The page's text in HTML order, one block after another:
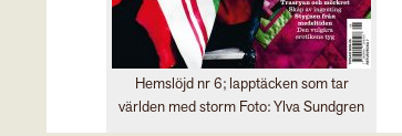
Hemslöjd nr 6; lapptäcken som tar
världen med storm Foto: Ylva Sundgren